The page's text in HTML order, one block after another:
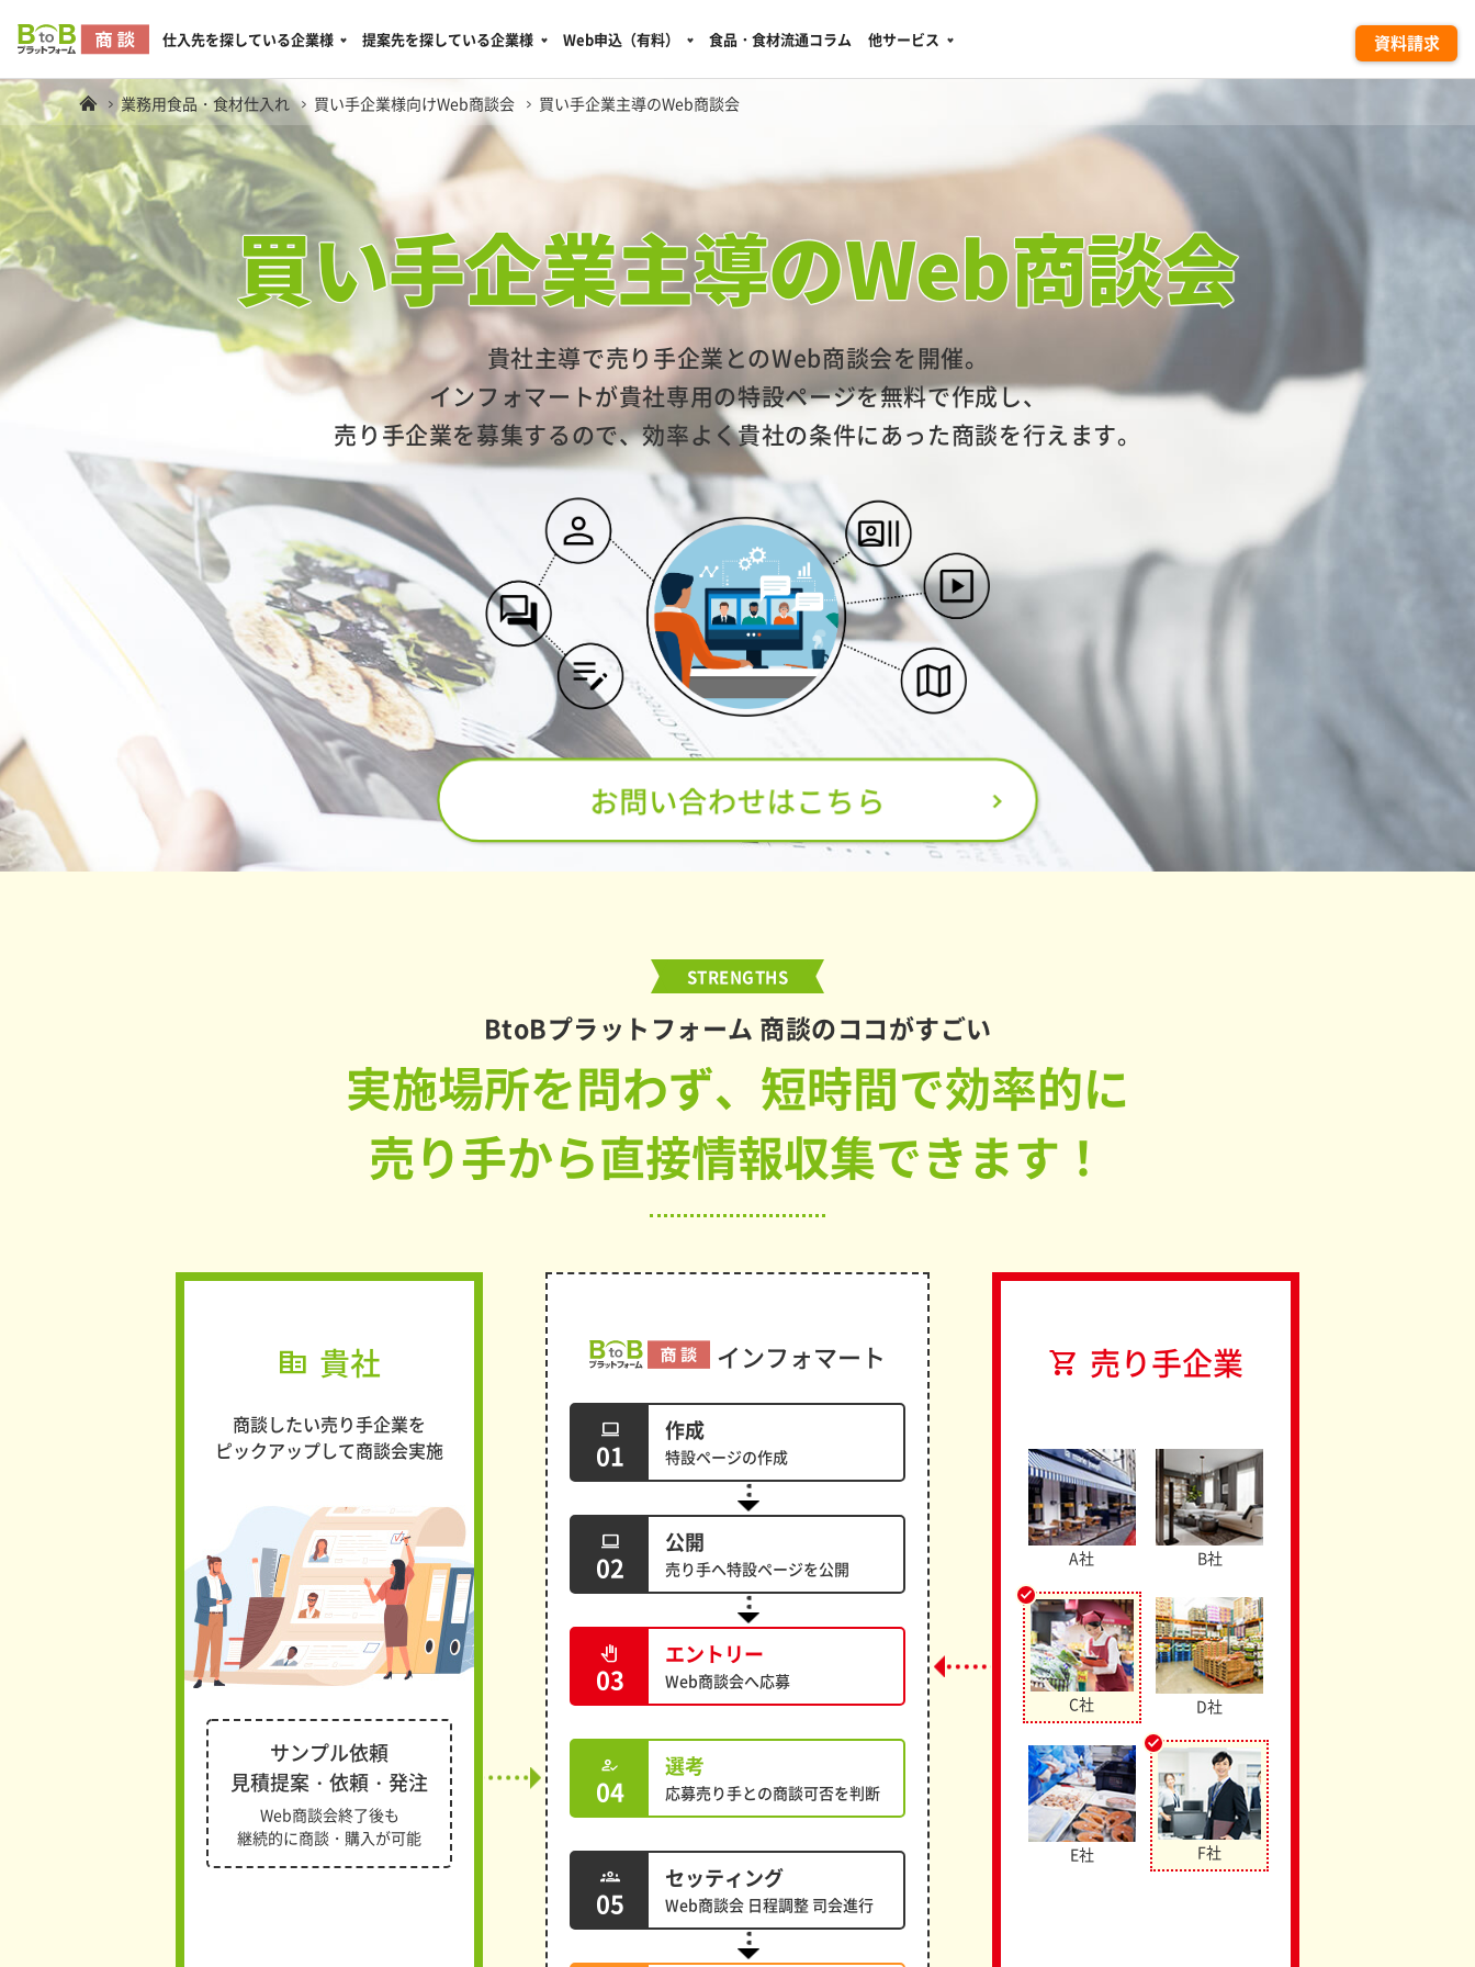
資料請求
仕入先を探している企業様 提案先を探している企業様 Web申込（有料） 食品・食材流通コラム 他サービス
業務用食品・食材仕入れ 買い手企業様向けWeb商談会 買い手企業主導のWeb商談会
買い手企業主導のWeb商談会
貴社主導で売り手企業とのWeb商談会を開催。
インフォマートが貴社専用の特設ページを無料で作成し、
売り手企業を募集するので、効率よく貴社の条件にあった商談を行えます。
お問い合わせはこちら
STRENGTHS
BtoBプラットフォーム 商談のココがすごい
実施場所を問わず、短時間で効率的に
売り手から直接情報収集できます！
corporate_fare 貴社
商談したい売り手企業を
ピックアップして商談会実施
サンプル依頼
見積提案・依頼・発注
Web商談会終了後も
継続的に商談・購入が可能
インフォマート
computer
01
作成
特設ページの作成
computer
02
公開
売り手へ特設ページを公開
pan_tool
03
エントリー
Web商談会へ応募
how_to_reg
04
選考
応募売り手との商談可否を判断
groups
05
セッティング
Web商談会 日程調整 司会進行
shopping_cart 売り手企業
A社
B社
done
C社 D社
E社
done
F社